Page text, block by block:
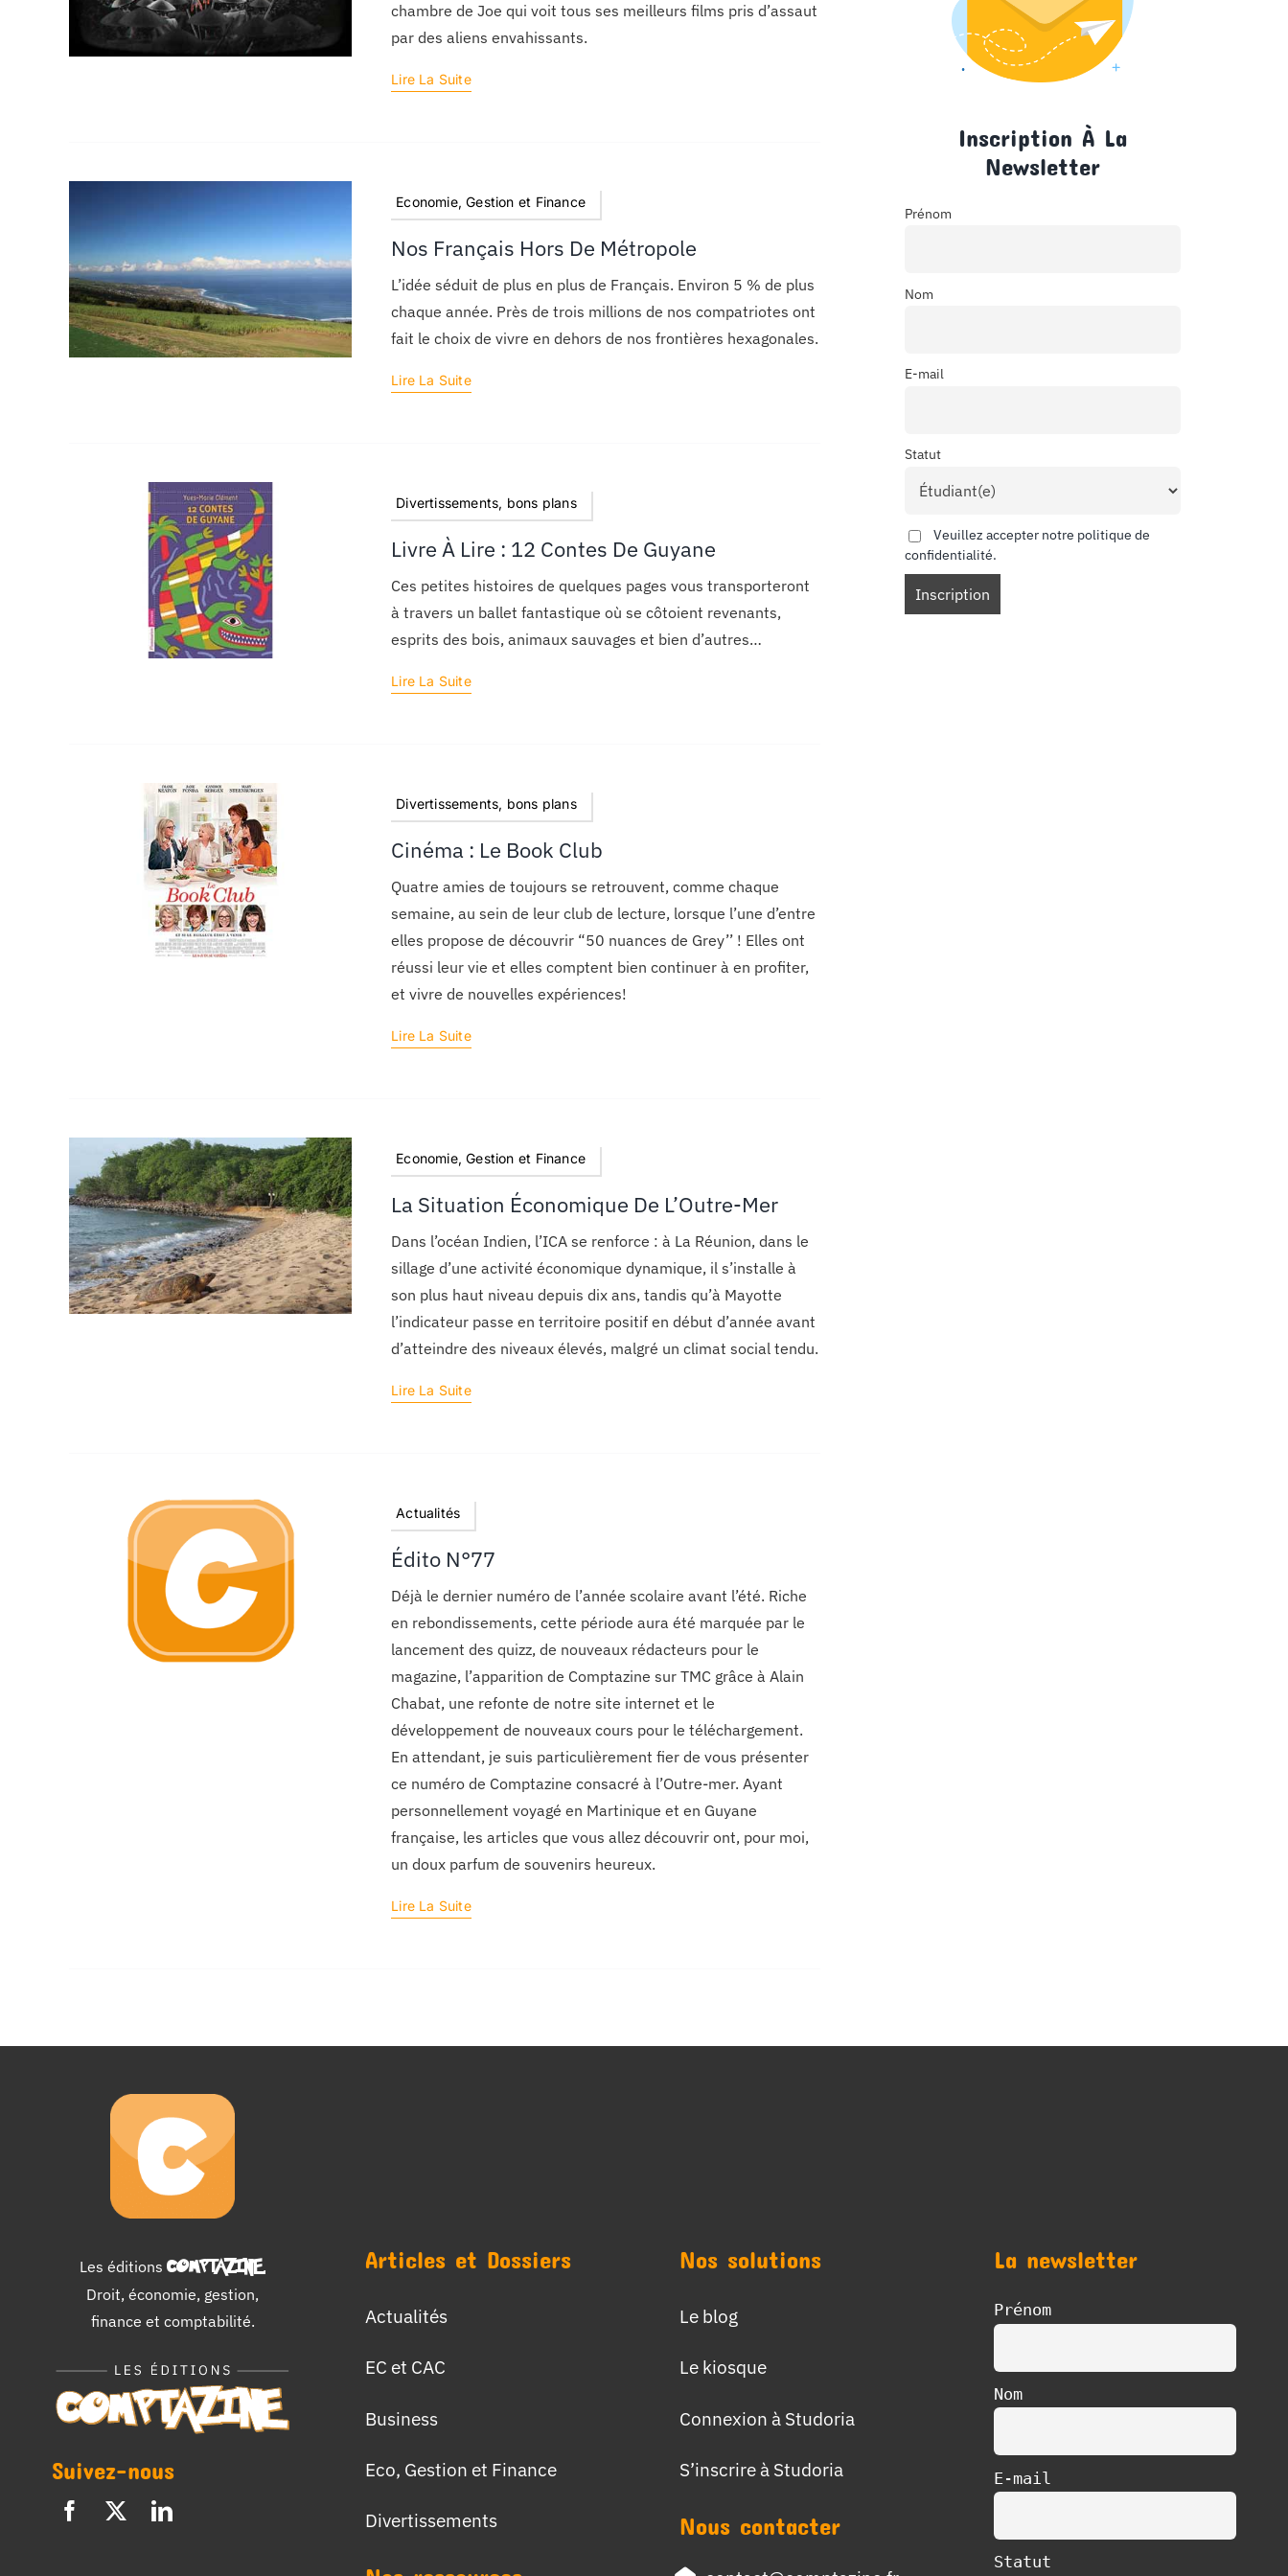
chambre de Joe qui voit tous ses meilleurs films pris d’assaut
par des aliens envahissants.
Lire La Suite
Economie, Gestion et Finance
Nos Français Hors De Métropole
L’idée séduit de plus en plus de Français. Environ 5 % de plus
chaque année. Près de trois millions de nos compatriotes ont
fait le choix de vivre en dehors de nos frontières hexagonales.
Lire La Suite
Divertissements, bons plans
Livre À Lire : 12 Contes De Guyane
Ces petites histoires de quelques pages vous transporteront
à travers un ballet fantastique où se côtoient revenants,
esprits des bois, animaux sauvages et bien d’autres…
Lire La Suite
Divertissements, bons plans
Cinéma : Le Book Club
Quatre amies de toujours se retrouvent, comme chaque
semaine, au sein de leur club de lecture, lorsque l’une d’entre
elles propose de découvrir “50 nuances de Grey’’ ! Elles ont
réussi leur vie et elles comptent bien continuer à en profiter,
et vivre de nouvelles expériences!
Lire La Suite
Economie, Gestion et Finance
La Situation Économique De L’Outre-Mer
Dans l’océan Indien, l’ICA se renforce : à La Réunion, dans le
sillage d’une activité économique dynamique, il s’installe à
son plus haut niveau depuis dix ans, tandis qu’à Mayotte
l’indicateur passe en territoire positif en début d’année avant
d’atteindre des niveaux élevés, malgré un climat social tendu.
Lire La Suite
Actualités
Édito N°77
Déjà le dernier numéro de l’année scolaire avant l’été. Riche
en rebondissements, cette période aura été marquée par le
lancement des quizz, de nouveaux rédacteurs pour le
magazine, l’apparition de Comptazine sur TMC grâce à Alain
Chabat, une refonte de notre site internet et le
développement de nouveaux cours pour le téléchargement.
En attendant, je suis particulièrement fier de vous présenter
ce numéro de Comptazine consacré à l’Outre-mer. Ayant
personnellement voyagé en Martinique et en Guyane
française, les articles que vous allez découvrir ont, pour moi,
un doux parfum de souvenirs heureux.
Lire La Suite
Inscription À La
Newsletter
Prénom
Nom
E-mail
Statut
Veuillez accepter notre politique de
confidentialité.
Les éditions COMPTAZINE.
Droit, économie, gestion,
finance et comptabilité.
Suivez-nous
Articles et Dossiers
Actualités
EC et CAC
Business
Eco, Gestion et Finance
Divertissements
Nos solutions
Le blog
Le kiosque
Connexion à Studoria
S’inscrire à Studoria
Nous contacter
La newsletter
Prénom
Nom
E-mail
Statut